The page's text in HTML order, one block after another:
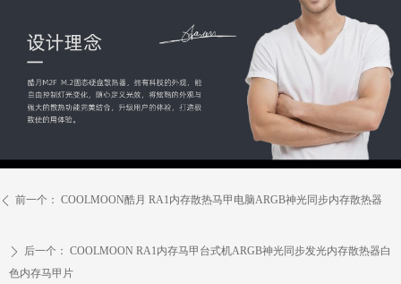
ꄴ 前一个： COOLMOON酷月 RA1内存散热马甲电脑ARGB神光同步内存散热器
ꄲ 后一个： COOLMOON RA1内存马甲台式机ARGB神光同步发光内存散热器白
色内存马甲片